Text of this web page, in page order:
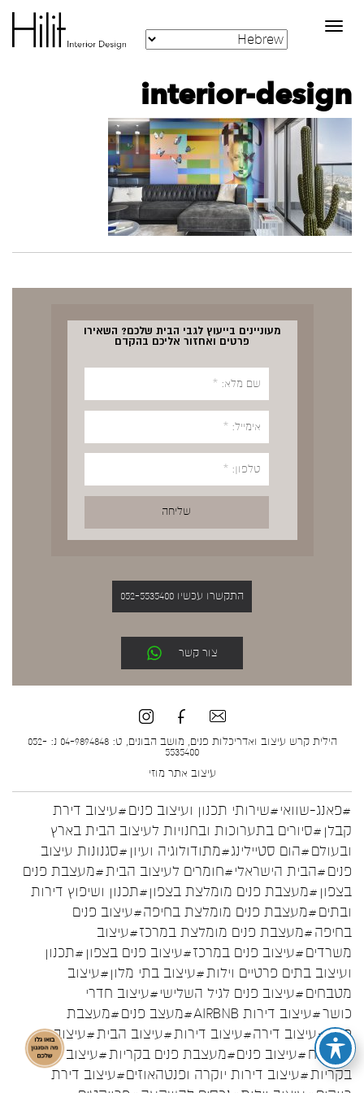
Toggle
navigation
interior-design
מעוניינים בייעוץ לגבי הבית שלכם? השאירו
פרטים ואחזור אליכם בהקדם
התקשרו עכשיו 052-5535400
צור קשר
הילית קרש עיצוב ואדריכלות פנים, מושב הבונים, ט: 04-9894848 נ: 052-
5535400
עיצוב אתר מוזי
#פאנג-שוואי#שירותי תכנון ועיצוב פנים#עיצוב דירת
קבלן #סיורים בתערוכות ובחנויות לעיצוב הבית בארץ
ובעולם#הום סטיילינג#מתודולוגיה ועיון #סגנונות עיצוב
פנים#הבית הישראלי#חומרים לעיצוב הבית#מעצבת פנים
בצפון #מעצבת פנים מומלצת בצפון#תכנון ושיפוץ דירות
ובתים#מעצבת פנים מומלצת בחיפה#עיצוב פנים
בחיפה#מעצבת פנים מומלצת במרכז#עיצוב
משרדים#עיצוב פנים במרכז#עיצוב פנים בצפון #תכנון
ועיצוב בתים פרטיים וילות#עיצוב בתי מלון#עיצוב
מטבחים#עיצוב פנים לגיל השלישי#עיצוב חדרי
כושר#עיצוב דירות AIRBNB #מעצב פנים#מעצבת
פנים#עיצוב דירה#עיצוב דירות#עיצוב הבית#עיצוב
המטבח#עיצוב פנים#מעצבת פנים בקריות#עיצוב פנים
בקריות#עיצוב דירות יוקרה ופנטהאוזים#עיצוב דירת